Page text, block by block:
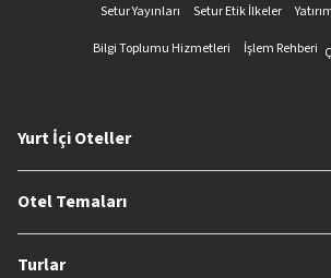
Setur Yayınları
Setur Etik İlkeler
Bilgi Toplumu Hizmetleri
İşlem Rehberi
Yurt İçi Oteller
Otel Temaları
Turlar